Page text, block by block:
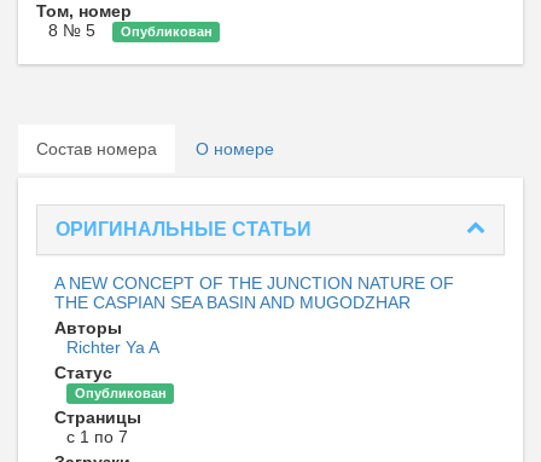
Том, номер
8 № 5
Опубликован
Состав номера О номере
ОРИГИНАЛЬНЫЕ СТАТЬИ
A NEW CONCEPT OF THE JUNCTION NATURE OF
THE CASPIAN SEA BASIN AND MUGODZHAR
Авторы
Richter Ya A
Статус
Опубликован
Страницы
с 1 по 7